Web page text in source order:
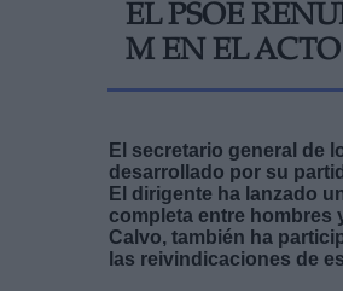
EL PSOE
M EN EL
El secretario general de
desarrollado por su
El dirigente ha lanzado
completa entre hombres
Calvo, también ha
las reivindicaciones de